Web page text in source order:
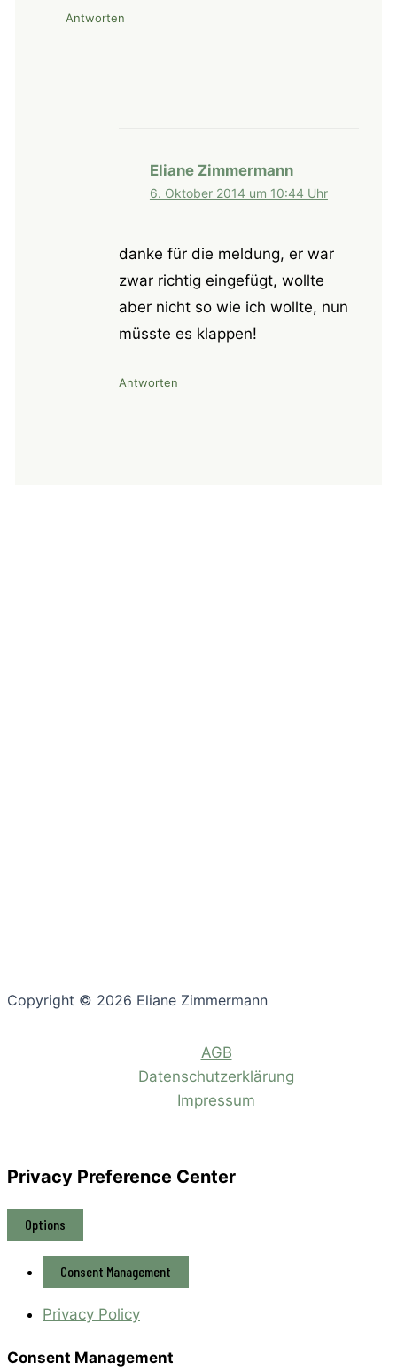
Antworten
Eliane Zimmermann
6. Oktober 2014 um 10:44 Uhr
danke für die meldung, er war
zwar richtig eingefügt, wollte
aber nicht so wie ich wollte, nun
müsste es klappen!
Antworten
Copyright © 2026 Eliane Zimmermann
AGB
Datenschutzerklärung
Impressum
Privacy Preference Center
Options
Consent Management
Privacy Policy
Consent Management